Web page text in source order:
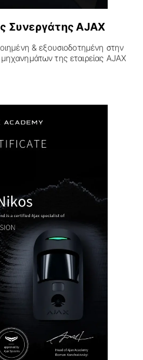
Συνεργάτης AJAX
& εξουσιοδοτημένη στην
της εταιρείας AJAX